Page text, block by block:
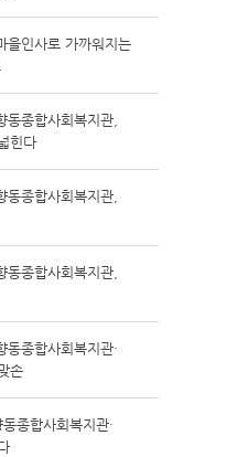
을인사로 가까워지는
종합사회복지관,
힌다
종합사회복지관,
종합사회복지관,
종합사회복지관·
손
종합사회복지관·